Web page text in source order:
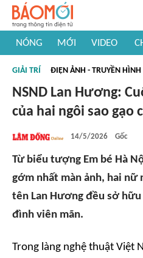
NÓNG MỚI VIDEO
#Khám phá thế giới
GIẢI TRÍ ĐIỆN ẢNH - TRUYỀN HÌNH
NSND Lan Hương:
của hai ngôi sao gạo
14/5/2026 Gốc
Từ biểu tượng Em bé Hà
gớm nhất màn ảnh, hai nữ
tên Lan Hương đều sở
đình viên mãn.
Trong làng nghệ thuật Việt